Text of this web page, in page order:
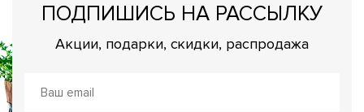
ПОДПИШИСЬ НА РАССЫЛКУ
Акции, подарки, скидки, распродажа